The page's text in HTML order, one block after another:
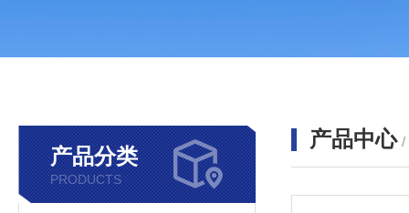
产品分类
PRODUCTS
产品中心 /